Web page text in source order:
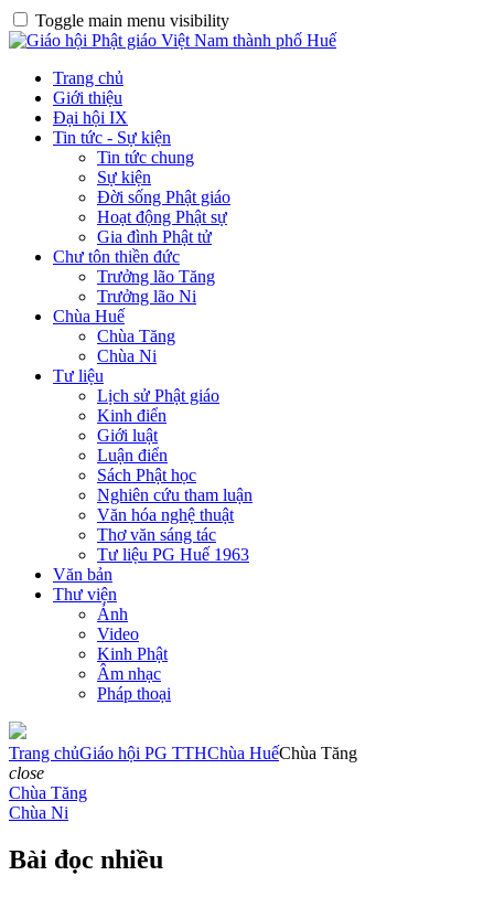
Toggle main menu visibility
Trang chủ
Giới thiệu
Đại hội IX
Tin tức - Sự kiện
Tin tức chung
Sự kiện
Đời sống Phật giáo
Hoạt động Phật sự
Gia đình Phật tử
Chư tôn thiền đức
Trưởng lão Tăng
Trưởng lão Ni
Chùa Huế
Chùa Tăng
Chùa Ni
Tư liệu
Lịch sử Phật giáo
Kinh điển
Giới luật
Luận điển
Sách Phật học
Nghiên cứu tham luận
Văn hóa nghệ thuật
Thơ văn sáng tác
Tư liệu PG Huế 1963
Văn bản
Thư viện
Ảnh
Video
Kinh Phật
Âm nhạc
Pháp thoại
Trang chủGiáo hội PG TTHChùa HuếChùa Tăng
close
Chùa Tăng
Chùa Ni
Bài đọc nhiều